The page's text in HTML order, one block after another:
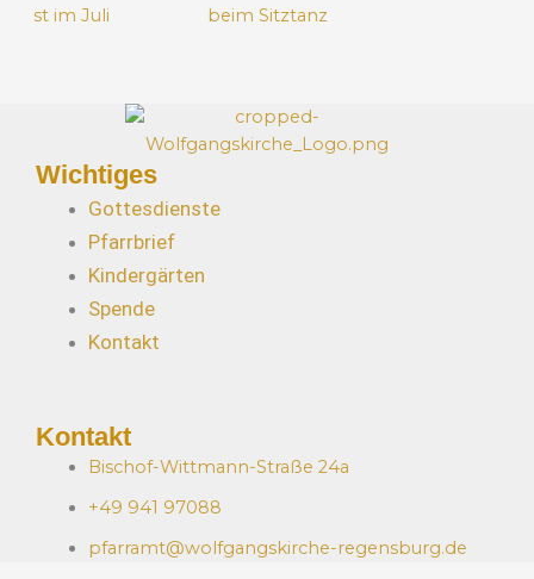
st im Juli
beim Sitztanz
Wichtiges
Gottesdienste
Pfarrbrief
Kindergärten
Spende
Kontakt
Kontakt
Bischof-Wittmann-Straße 24a
+49 941 97088
pfarramt@wolfgangskirche-regensburg.de